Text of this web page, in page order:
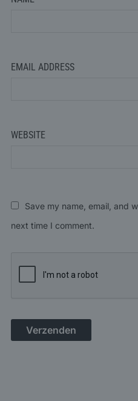
EMAIL ADDRESS
WEBSITE
Save my name, email, and
next time I comment.